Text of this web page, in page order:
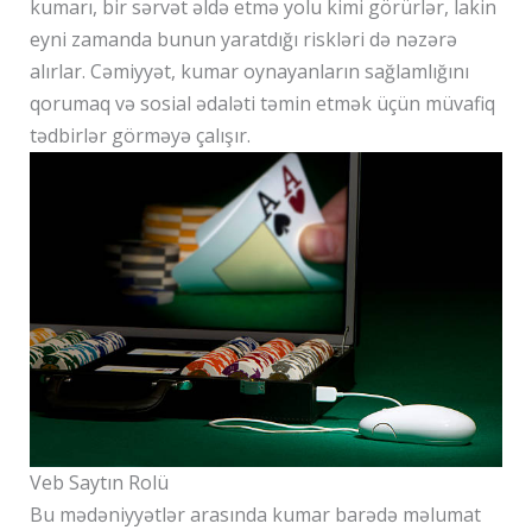
kumarı, bir sərvət əldə etmə yolu kimi görürlər, lakin
eyni zamanda bunun yaratdığı riskləri də nəzərə
alırlar. Cəmiyyət, kumar oynayanların sağlamlığını
qorumaq və sosial ədaləti təmin etmək üçün müvafiq
tədbirlər görməyə çalışır.
Veb Saytın Rolü
Bu mədəniyyətlər arasında kumar barədə məlumat